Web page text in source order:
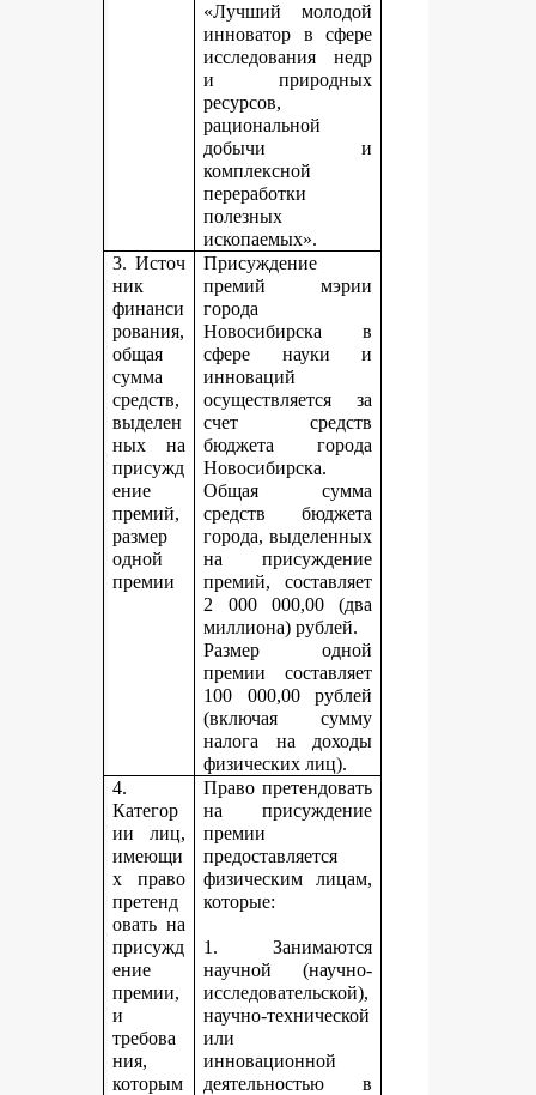
«Лучший молодой
инноватор в сфере
исследования недр
и природных
ресурсов,
рациональной
добычи и
комплексной
переработки
полезных
ископаемых».
3. Источ
ник
финанси
рования,
общая
сумма
средств,
выделен
ных на
присужд
ение
премий,
размер
одной
премии
Присуждение
премий мэрии
города
Новосибирска в
сфере науки и
инноваций
осуществляется за
счет средств
бюджета города
Новосибирска.
Общая сумма
средств бюджета
города, выделенных
на присуждение
премий, составляет
2 000 000,00 (два
миллиона) рублей.
Размер одной
премии составляет
100 000,00 рублей
(включая сумму
налога на доходы
физических лиц).
4.
Категор
ии лиц,
имеющи
х право
претенд
овать на
присужд
ение
премии,
и
требова
ния,
которым
Право претендовать
на присуждение
премии
предоставляется
физическим лицам,
которые:
1. Занимаются
научной (научно-
исследовательской),
научно-технической
или
инновационной
деятельностью в